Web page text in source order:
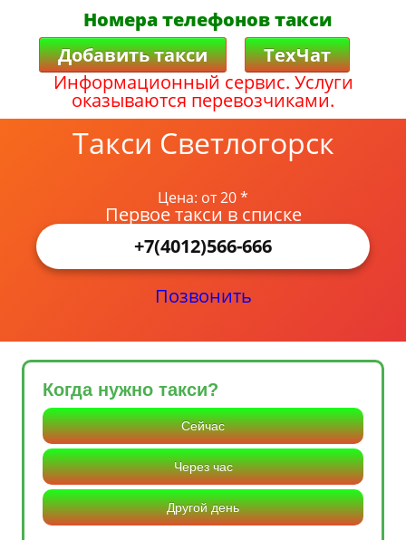
Номера телефонов такси
Добавить такси
ТехЧат
Информационный сервис. Услуги
оказываются перевозчиками.
Такси Светлогорск
Цена: от 20 *
Первое такси в списке
+7(4012)566-666
Позвонить
Когда нужно такси?
Сейчас
Через час
Другой день